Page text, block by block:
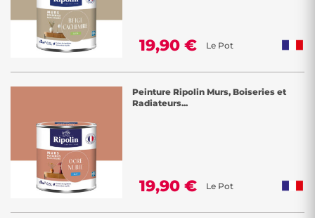
19,90 € Le Pot
Peinture Ripolin Murs, Boiseries et
Radiateurs...
19,90 € Le Pot